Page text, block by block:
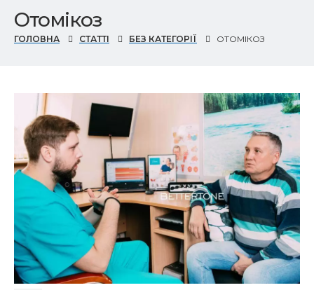
Отомікоз
ГОЛОВНА СТАТТІ БЕЗ КАТЕГОРІЇ ОТОМІКОЗ